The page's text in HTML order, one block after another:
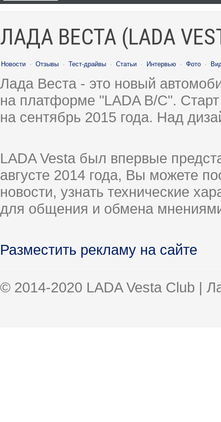
ЛАДА ВЕСТА (LADA
Новости · Отзывы · Тест-драйвы · Статьи · Интервью · Фото ·
Лада Веста - это новый
на платформе "LADA B/C".
на сентябрь 2015 года. Над
LADA Vesta был впервые
августе 2014 года, Вы можете
новости, узнать технические
для общения и обмена
Разместить рекламу на сайте
© 2014-2020 LADA Vesta Club |